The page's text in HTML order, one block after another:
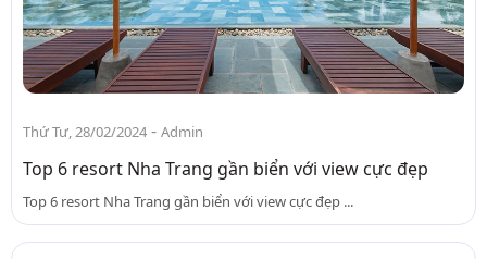
Thứ Tư, 28/02/2024 - Admin
Top 6 resort Nha Trang gần biển với view cực đẹp
Top 6 resort Nha Trang gần biển với view cực đẹp ...